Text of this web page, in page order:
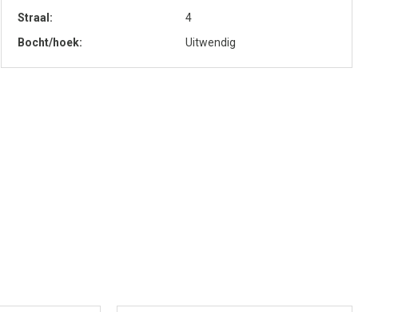
Straal
4
Bocht/hoek
Uitwendig